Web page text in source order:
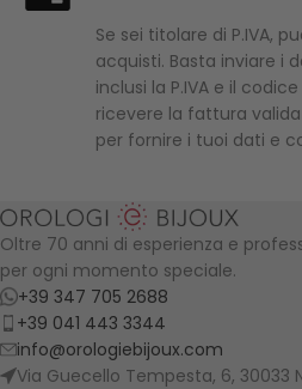
Se sei titolare di P.IVA,
acquisti. Basta inviare i
inclusi la P.IVA e il
ricevere la fattura
per fornire i tuoi dati e
Oltre 70 anni di esperienza e
per ogni momento speciale.
+39 347 705 2688
+39 041 443 3344
info@orologiebijoux.com
Via Guecello Tempesta, 6, 30033